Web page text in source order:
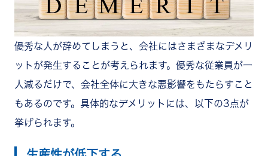
優秀な人が辞めてしまうと、会社にはさまざまなデメリ
ットが発生することが考えられます。優秀な従業員が一
人減るだけで、会社全体に大きな悪影響をもたらすこと
もあるのです。具体的なデメリットには、以下の3点が
挙げられます。